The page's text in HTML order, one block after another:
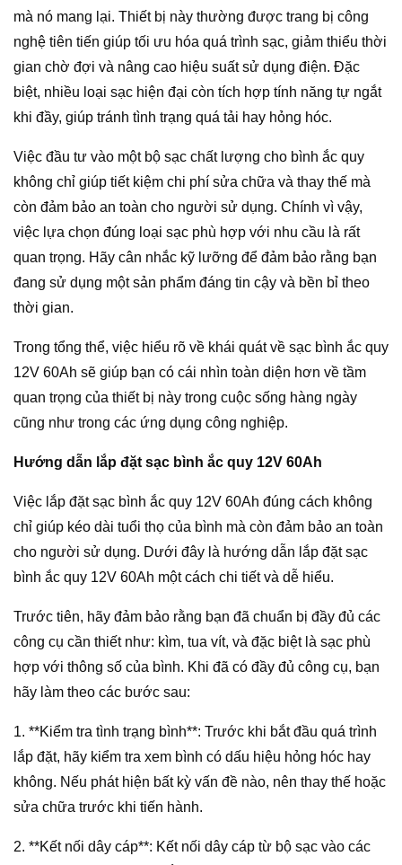
mà nó mang lại. Thiết bị này thường được trang bị công
nghệ tiên tiến giúp tối ưu hóa quá trình sạc, giảm thiểu thời
gian chờ đợi và nâng cao hiệu suất sử dụng điện. Đặc
biệt, nhiều loại sạc hiện đại còn tích hợp tính năng tự ngắt
khi đầy, giúp tránh tình trạng quá tải hay hỏng hóc.
Việc đầu tư vào một bộ sạc chất lượng cho bình ắc quy
không chỉ giúp tiết kiệm chi phí sửa chữa và thay thế mà
còn đảm bảo an toàn cho người sử dụng. Chính vì vậy,
việc lựa chọn đúng loại sạc phù hợp với nhu cầu là rất
quan trọng. Hãy cân nhắc kỹ lưỡng để đảm bảo rằng bạn
đang sử dụng một sản phẩm đáng tin cậy và bền bỉ theo
thời gian.
Trong tổng thể, việc hiểu rõ về khái quát về sạc bình ắc quy
12V 60Ah sẽ giúp bạn có cái nhìn toàn diện hơn về tầm
quan trọng của thiết bị này trong cuộc sống hàng ngày
cũng như trong các ứng dụng công nghiệp.
Hướng dẫn lắp đặt sạc bình ắc quy 12V 60Ah
Việc lắp đặt sạc bình ắc quy 12V 60Ah đúng cách không
chỉ giúp kéo dài tuổi thọ của bình mà còn đảm bảo an toàn
cho người sử dụng. Dưới đây là hướng dẫn lắp đặt sạc
bình ắc quy 12V 60Ah một cách chi tiết và dễ hiểu.
Trước tiên, hãy đảm bảo rằng bạn đã chuẩn bị đầy đủ các
công cụ cần thiết như: kìm, tua vít, và đặc biệt là sạc phù
hợp với thông số của bình. Khi đã có đầy đủ công cụ, bạn
hãy làm theo các bước sau:
1. **Kiểm tra tình trạng bình**: Trước khi bắt đầu quá trình
lắp đặt, hãy kiểm tra xem bình có dấu hiệu hỏng hóc hay
không. Nếu phát hiện bất kỳ vấn đề nào, nên thay thế hoặc
sửa chữa trước khi tiến hành.
2. **Kết nối dây cáp**: Kết nối dây cáp từ bộ sạc vào các